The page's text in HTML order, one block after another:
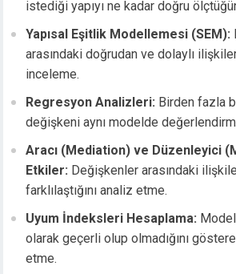
istediği yapıyı ne kadar doğru
Yapısal Eşitlik Modellemesi (SEM):
arasındaki doğrudan ve dolaylı
inceleme.
Regresyon Analizleri: Birden fazla
değişkeni aynı modelde
Aracı (Mediation) ve Düzenleyici
Etkiler: Değişkenler arasındaki
farklılaştığını analiz etme.
Uyum İndeksleri Hesaplama:
olarak geçerli olup olmadığını
etme.